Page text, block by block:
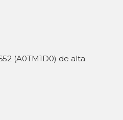
(A0TM1D0) de alta